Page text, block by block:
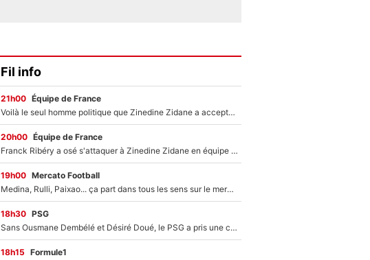
Fil info
21h00 Équipe de France
Voilà le seul homme politique que Zinedine Zidane a accepté dans son entourage : «Je garde un très bon souvenir de lui»
20h00 Équipe de France
Franck Ribéry a osé s'attaquer à Zinedine Zidane en équipe de France : «Je n'aurais jamais fait ça»
19h00 Mercato Football
Medina, Rulli, Paixao... ça part dans tous les sens sur le mercato de l'OM : Frank McCourt va enfin récupérer l'argent qu'il attend ?
18h30 PSG
Sans Ousmane Dembélé et Désiré Doué, le PSG a pris une correction face à Majorque : Luis Enrique attend avec impatience des renforts !
18h15 Formule1